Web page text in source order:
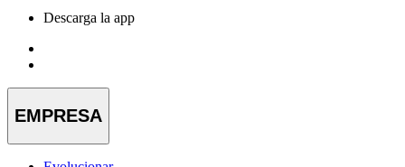
Descarga la app
EMPRESA